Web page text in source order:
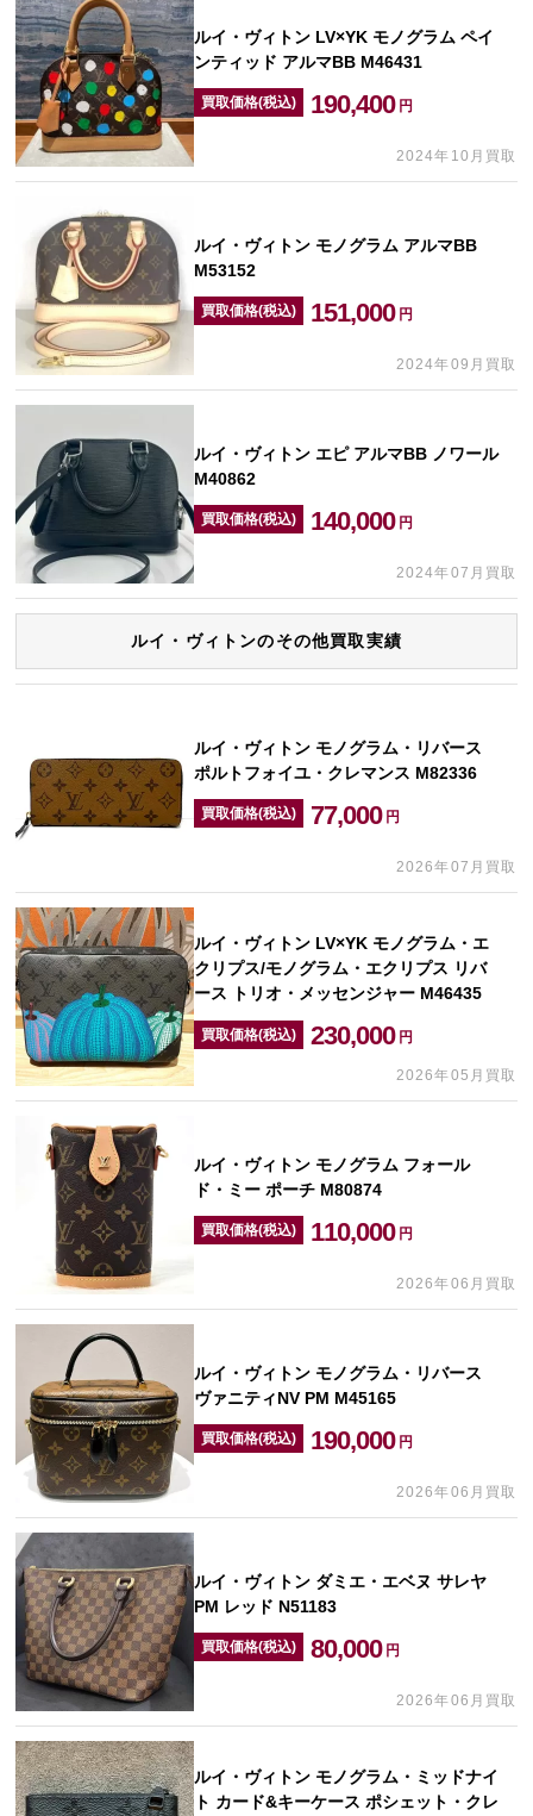
ルイ・ヴィトン LV×YK モノグラム ペイ
ンティッド アルマBB M46431
買取価格(税込) 190,400 円
2024年10月買取
ルイ・ヴィトン モノグラム アルマBB
M53152
買取価格(税込) 151,000 円
2024年09月買取
ルイ・ヴィトン エピ アルマBB ノワール
M40862
買取価格(税込) 140,000 円
2024年07月買取
ルイ・ヴィトンのその他買取実績
ルイ・ヴィトン モノグラム・リバース
ポルトフォイユ・クレマンス M82336
買取価格(税込) 77,000 円
2026年07月買取
ルイ・ヴィトン LV×YK モノグラム・エ
クリプス/モノグラム・エクリプス リバ
ース トリオ・メッセンジャー M46435
買取価格(税込) 230,000 円
2026年05月買取
ルイ・ヴィトン モノグラム フォール
ド・ミー ポーチ M80874
買取価格(税込) 110,000 円
2026年06月買取
ルイ・ヴィトン モノグラム・リバース
ヴァニティNV PM M45165
買取価格(税込) 190,000 円
2026年06月買取
ルイ・ヴィトン ダミエ・エベヌ サレヤ
PM レッド N51183
買取価格(税込) 80,000 円
2026年06月買取
ルイ・ヴィトン モノグラム・ミッドナイ
ト カード&キーケース ポシェット・クレ